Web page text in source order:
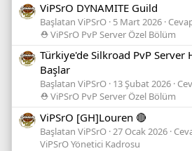
ViPSrO DYNAMITE Guild
Başlatan ViPSrO 5 Mart 2026
⛑️ ViPSrO PvP Server Özel Bölüm
Türkiye'de Silkroad PvP Server
Başlar
Başlatan ViPSrO 13 Şubat 2026
⛑️ ViPSrO PvP Server Özel Bölüm
ViPSrO [GH]Louren 🔴
Başlatan ViPSrO 27 Ocak 2026
ViPSrO Yönetici Kadrosu